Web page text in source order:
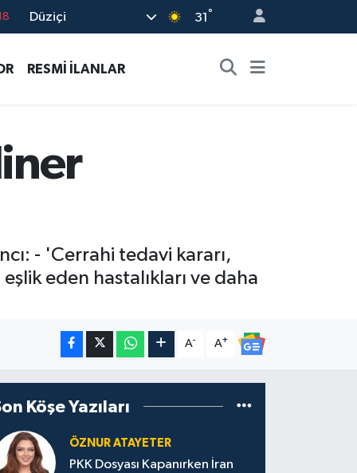
Düziçi 31 °
RESMİ İLANLAR
- 'Cerrahi tedavi kararı,
eden hastalıkları ve daha
A- A+
Köşe Yazıları
ÖZNUR ATAYETER
PKK Dosyası Kapanırken İran